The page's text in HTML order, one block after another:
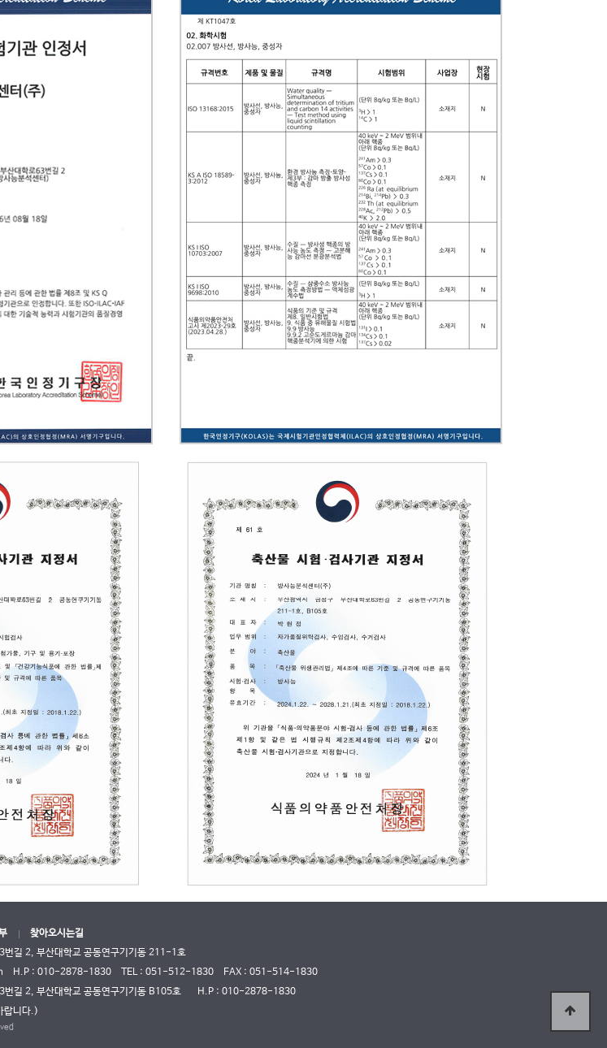
찾아오시는길
번길 2, 부산대학교 공동연구기기동 211-1호
H.P : 010-2878-1830 TEL : 051-512-1830
FAX : 051-514-1830
길 2, 부산대학교 공동연구기기동 B105호
H.P : 010-2878-1830
랍니다.)